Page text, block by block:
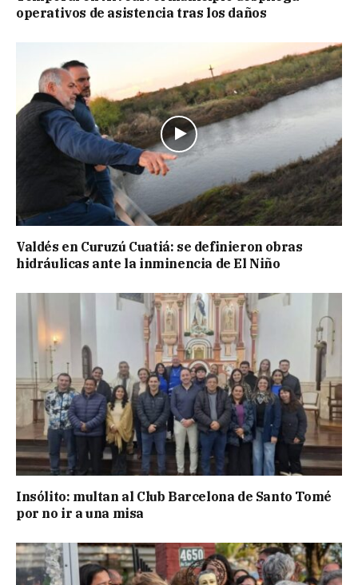
operativos de asistencia tras los daños
Valdés en Curuzú Cuatiá: se definieron obras
hidráulicas ante la inminencia de El Niño
Insólito: multan al Club Barcelona de Santo Tomé
por no ir a una misa